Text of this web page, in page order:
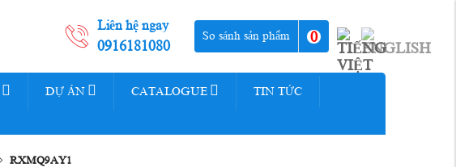
Liên hệ ngay
0916181080
So sánh sản phẩm 0
DỰ ÁN CATALOGUE TIN TỨC
RXMQ9AY1